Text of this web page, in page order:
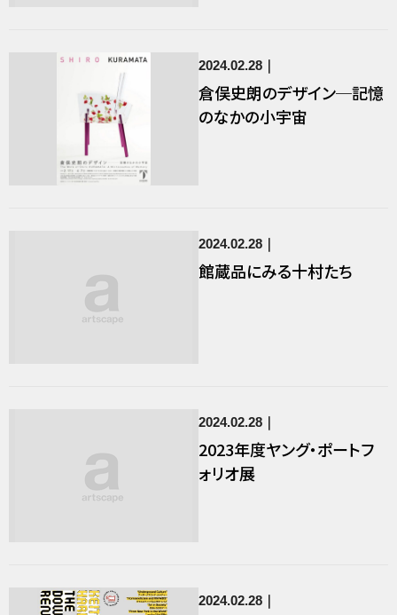
2024.02.28
倉俣史朗のデザイン─記憶
のなかの小宇宙
2024.02.28
館蔵品にみる十村たち
2024.02.28
2023年度ヤング・ポートフ
ォリオ展
2024.02.28